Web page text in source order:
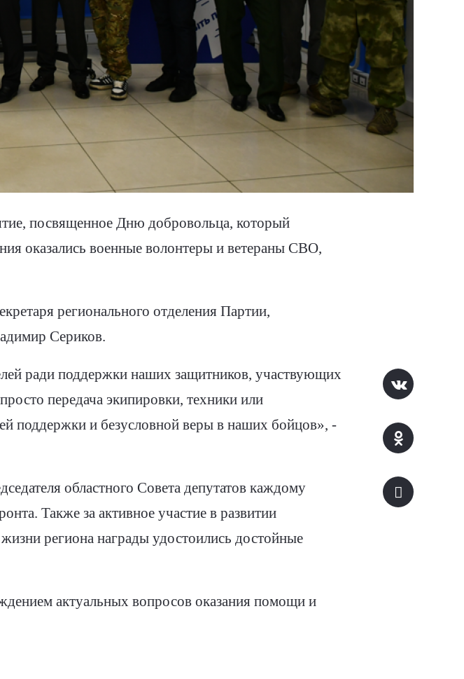
посвященное Дню добровольца, который
оказались военные волонтеры и ветераны СВО,
регионального отделения Партии,
Сериков.
ради поддержки наших защитников, участвующих
передача экипировки, техники или
поддержки и безусловной веры в наших бойцов», -
областного Совета депутатов каждому
Также за активное участие в развитии
региона награды удостоились достойные
актуальных вопросов оказания помощи и